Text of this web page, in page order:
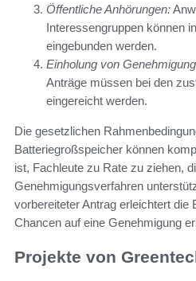
Öffentliche Anhörungen:
Interessengruppen können
eingebunden werden.
Einholung von
Anträge müssen bei den
eingereicht werden.
Die gesetzlichen
Batteriegroßspeicher können
ist, Fachleute zu Rate zu ziehen,
Genehmigungsverfahren
vorbereiteter Antrag erleichtert die
Chancen auf eine Genehmigung
Projekte von